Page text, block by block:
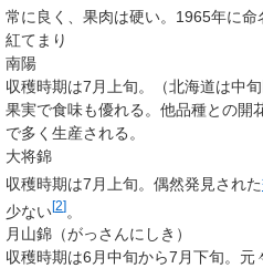
常に良く、果肉は硬い。1965年に命
紅てまり
南陽
収穫時期は7月上旬。（北海道は中
果実で食味も優れる。他品種との開
で多く生産される。
大将錦
収穫時期は7月上旬。偶然発見された
少ない[2]。
月山錦（がっさんにしき）
収穫時期は6月中旬から7月下旬。元